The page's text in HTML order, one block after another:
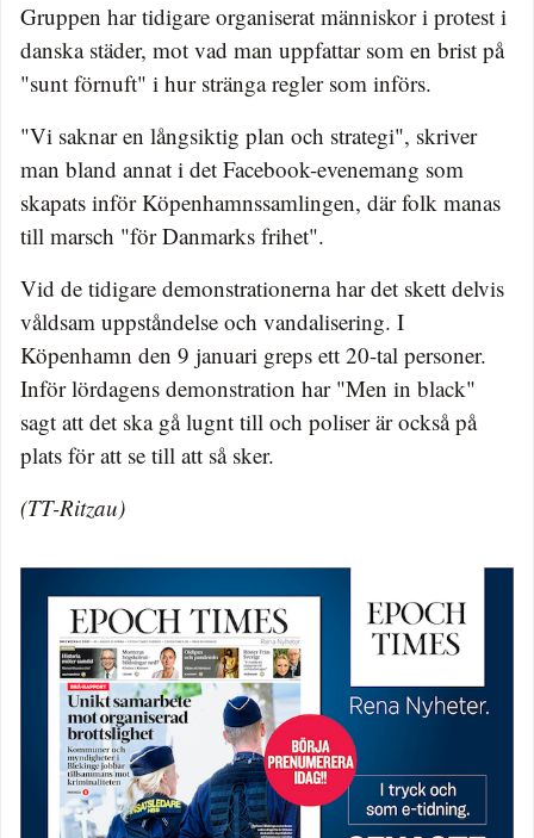
Gruppen har tidigare organiserat människor i protest i
danska städer, mot vad man uppfattar som en brist på
"sunt förnuft" i hur stränga regler som införs.
"Vi saknar en långsiktig plan och strategi", skriver
man bland annat i det Facebook-evenemang som
skapats inför Köpenhamnssamlingen, där folk manas
till marsch "för Danmarks frihet".
Vid de tidigare demonstrationerna har det skett delvis
våldsam uppståndelse och vandalisering. I
Köpenhamn den 9 januari greps ett 20-tal personer.
Inför lördagens demonstration har "Men in black"
sagt att det ska gå lugnt till och poliser är också på
plats för att se till att så sker.
(TT-Ritzau)